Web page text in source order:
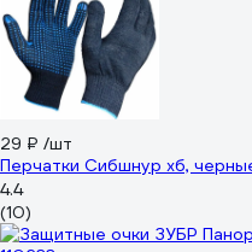
29 ₽ /шт
Перчатки Сибшнур хб,
4.4
(10)